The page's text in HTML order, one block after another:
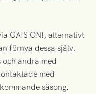
GAIS ON!, alternativt
förnya dessa själv.
och andra med
med
säsong.